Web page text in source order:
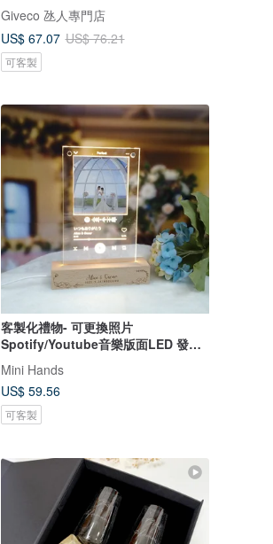
Giveco 氹人專門店
US$ 67.07 US$ 76.21
可客製
客製化禮物- 可更換照片
Spotify/Youtube音樂版面LED 發光
Mini Hands
US$ 59.56
可客製